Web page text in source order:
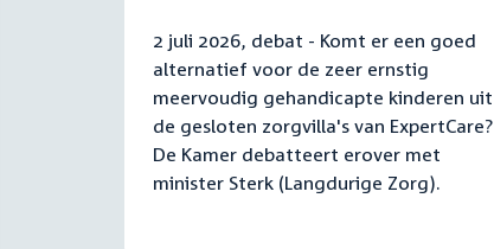
2 juli 2026, debat - Komt er een goed
alternatief voor de zeer ernstig
meervoudig gehandicapte kinderen uit
de gesloten zorgvilla's van ExpertCare?
De Kamer debatteert erover met
minister Sterk (Langdurige Zorg).